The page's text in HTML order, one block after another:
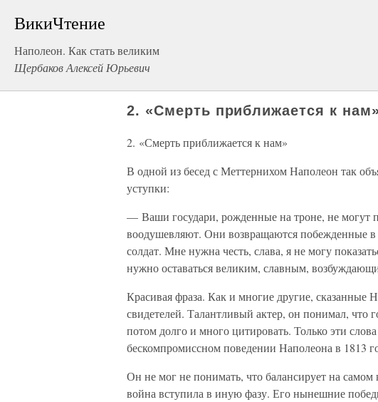
ВикиЧтение
Наполеон. Как стать великим
Щербаков Алексей Юрьевич
2. «Смерть приближается к
2. «Смерть приближается к нам»
В одной из бесед с Меттернихом Наполеон так
уступки:
— Ваши государи, рожденные на троне, не могут
воодушевляют. Они возвращаются побежденные
солдат. Мне нужна честь, слава, я не могу
нужно оставаться великим, славным,
Красивая фраза. Как и многие другие, сказанные
свидетелей. Талантливый актер, он понимал, что
потом долго и много цитировать. Только эти
бескомпромиссном поведении Наполеона в 1813
Он не мог не понимать, что балансирует на
война вступила в иную фазу. Его нынешние